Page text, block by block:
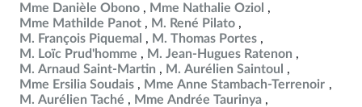
Mme Danièle Obono
Mme Nathalie Oziol
Mme Mathilde Panot
M. René Pilato
M. François Piquemal
M. Thomas Portes
M. Loïc Prud'homme
M. Jean-Hugues Ratenon
M. Arnaud Saint-Martin
M. Aurélien Saintoul
Mme Ersilia Soudais
Mme Anne Stambach-Terrenoir
M. Aurélien Taché
Mme Andrée Taurinya